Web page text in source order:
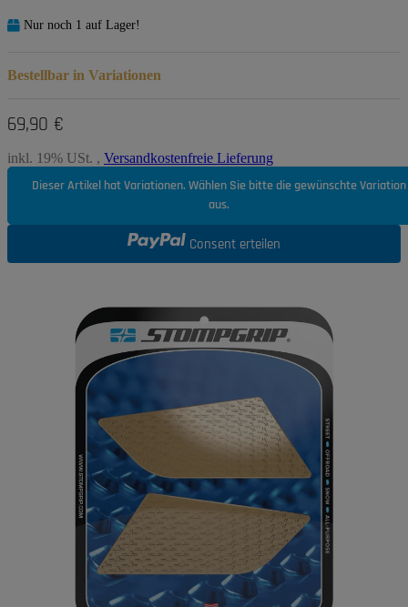
Nur noch 1 auf Lager!
Bestellbar in Variationen
69,90 €
inkl. 19% USt. , Versandkostenfreie Lieferung
Dieser Artikel hat Variationen. Wählen Sie bitte die gewünschte Variation
aus.
Consent erteilen